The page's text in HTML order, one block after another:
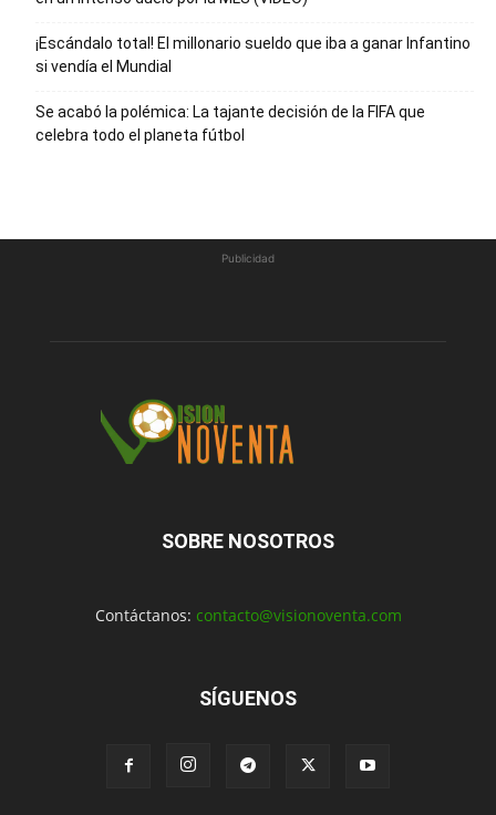
¡Escándalo total! El millonario sueldo que iba a ganar Infantino
si vendía el Mundial
Se acabó la polémica: La tajante decisión de la FIFA que
celebra todo el planeta fútbol
Publicidad
SOBRE NOSOTROS
Contáctanos: contacto@visionoventa.com
SÍGUENOS